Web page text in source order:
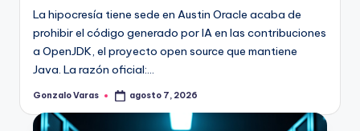
La hipocresía tiene sede en Austin Oracle acaba de
prohibir el código generado por IA en las contribuciones
a OpenJDK, el proyecto open source que mantiene
Java. La razón oficial:…
Publicado
Gonzalo Varas agosto 7, 2026